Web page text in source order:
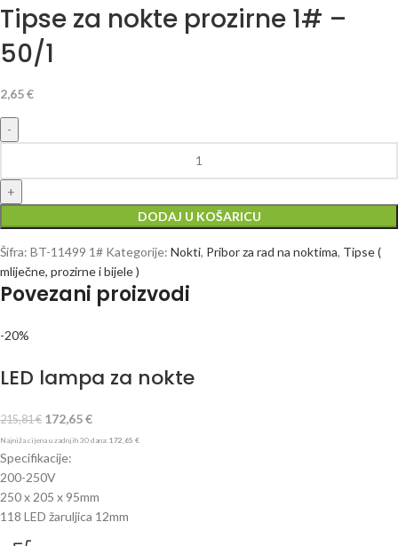
Tipse za nokte prozirne 1# –
50/1
2,65€
DODAJ U KOŠARICU
Šifra: BT-11499 1# Kategorije: Nokti, Pribor za rad na noktima, Tipse (
mliječne, prozirne i bijele )
Povezani proizvodi
-20%
LED lampa za nokte
215,81€ 172,65€
Najniža cijena u zadnjih 30 dana: 172,65 €
Specifikacije:
200-250V
250 x 205 x 95mm
118 LED žaruljica 12mm